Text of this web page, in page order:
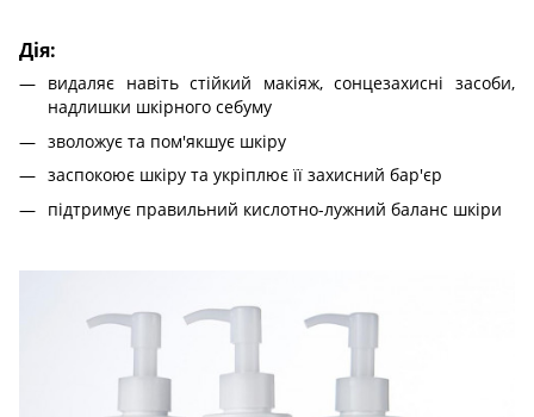
Дія:
видаляє навіть стійкий макіяж, сонцезахисні засоби,
надлишки шкірного себуму
зволожує та пом'якшує шкіру
заспокоює шкіру та укріплює її захисний бар'єр
підтримує правильний кислотно-лужний баланс шкіри